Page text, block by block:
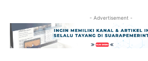
- Advertisement -